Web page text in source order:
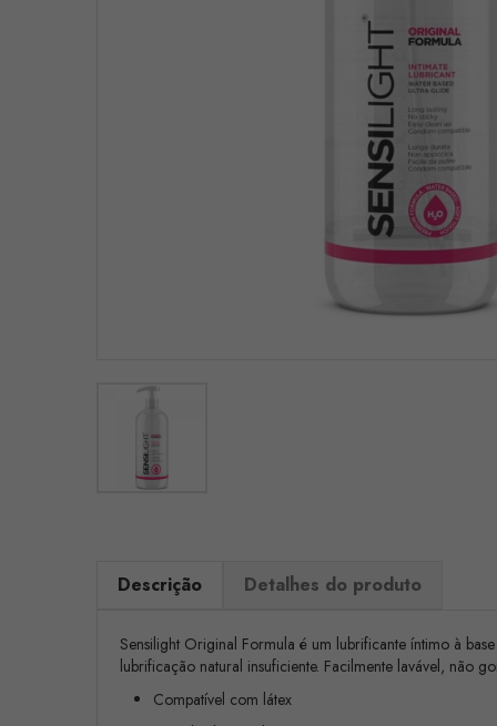
Descrição Detalhes do produto
Sensilight Original Formula é um lubrificante íntimo à
lubrificação natural insuficiente. Facilmente lavável, não
Compatível com látex